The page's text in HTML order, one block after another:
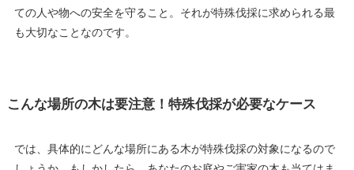
ての人や物への安全を守ること。それが特殊伐採に求められる最
も大切なことなのです。
こんな場所の木は要注意！特殊伐採が必要なケース
では、具体的にどんな場所にある木が特殊伐採の対象になるので